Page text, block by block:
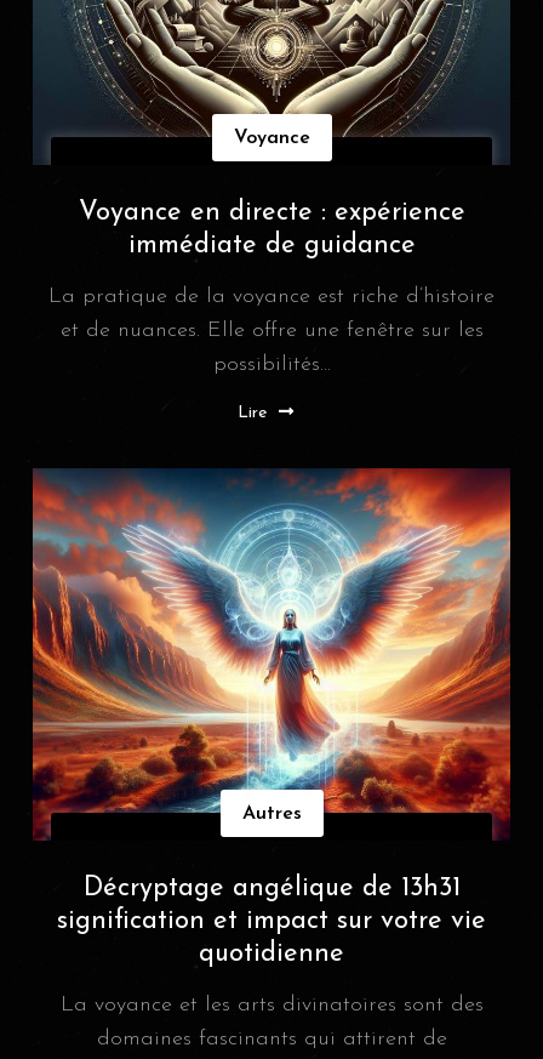
Voyance
Voyance en directe : expérience
immédiate de guidance
La pratique de la voyance est riche d’histoire
et de nuances. Elle offre une fenêtre sur les
possibilités...
Lire
Autres
Décryptage angélique de 13h31
signification et impact sur votre vie
quotidienne
La voyance et les arts divinatoires sont des
domaines fascinants qui attirent de